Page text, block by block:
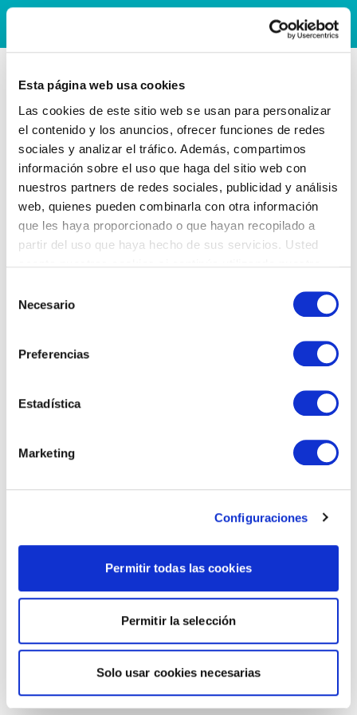
Esta página web usa cookies
Las cookies de este sitio web se usan para personalizar
el contenido y los anuncios, ofrecer funciones de redes
sociales y analizar el tráfico. Además, compartimos
información sobre el uso que haga del sitio web con
nuestros partners de redes sociales, publicidad y análisis
web, quienes pueden combinarla con otra información
que les haya proporcionado o que hayan recopilado a
partir del uso que haya hecho de sus servicios. Usted
Necesario
Preferencias
Estadística
Marketing
Configuraciones
Permitir todas las cookies
Permitir la selección
Solo usar cookies necesarias